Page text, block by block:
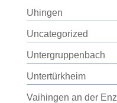
Uhingen
Uncategorized
Untergruppenbach
Untertürkheim
Vaihingen an der Enz